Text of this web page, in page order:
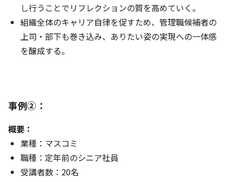
し行うことでリフレクションの質を高めていく。
組織全体のキャリア自律を促すため、管理職候補者の
上司・部下も巻き込み、ありたい姿の実現への一体感
を醸成する。
事例②：
概要：
業種：マスコミ
職種：定年前のシニア社員
受講者数：20名